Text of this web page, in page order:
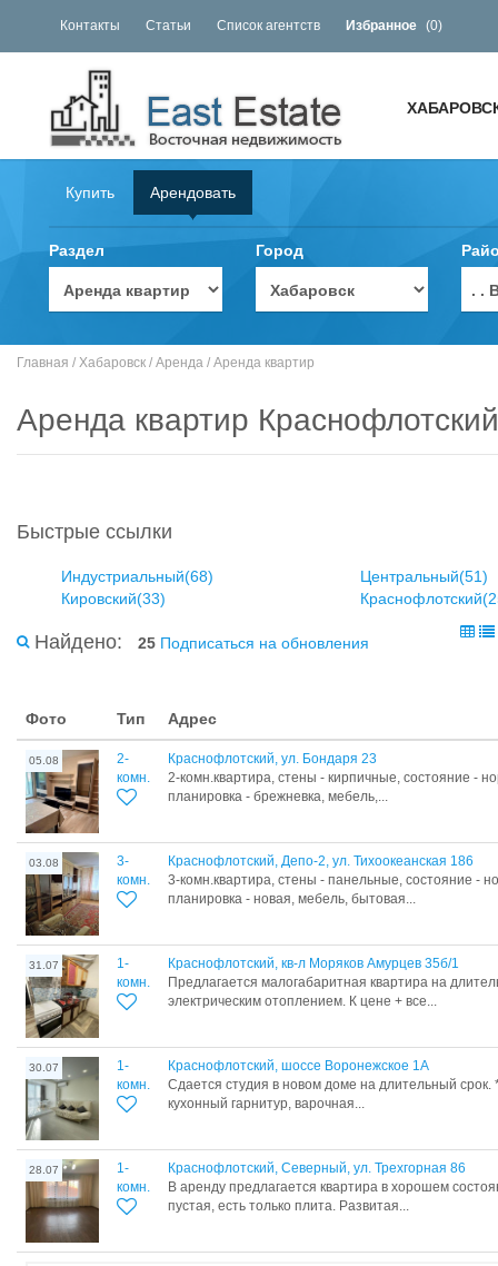
Контакты Статьи Список агентств Избранное (0)
Купить Арендовать
Раздел Город
. .
Главная / Хабаровск / Аренда / Аренда квартир
Аренда квартир
Быстрые ссылки
Индустриальный(68)
Центральный(51)
Кировский(33)
Найдено: 25 Подписаться на обновления
Фото Тип Адрес
05.08
2-
комн.
Краснофлотский, ул. Бондаря 23
2-комн.квартира, стены - кирпичные, состояние -
планировка - брежневка, мебель,...
03.08
3-
комн.
Краснофлотский, Депо-2, ул. Тихоокеанская 186
3-комн.квартира, стены - панельные, состояние -
планировка - новая, мебель, бытовая...
31.07
1-
комн.
Краснофлотский, кв-л Моряков Амурцев 35б/1
Предлагается малогабаритная квартира на
электрическим отоплением. К цене + все...
30.07
1-
комн.
Краснофлотский, шоссе Воронежское 1А
Сдается студия в новом доме на длительный срок.
кухонный гарнитур, варочная...
28.07
1-
комн.
Краснофлотский, Северный, ул. Трехгорная 86
В аренду предлагается квартира в хорошем
пустая, есть только плита. Развитая...